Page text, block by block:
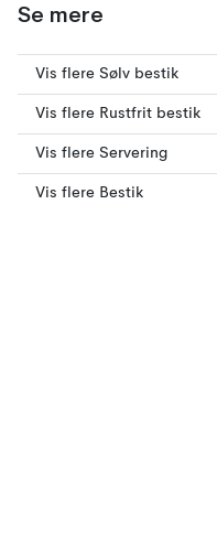
Se mere
Vis flere Sølv bestik
Vis flere Rustfrit bestik
Vis flere Servering
Vis flere Bestik